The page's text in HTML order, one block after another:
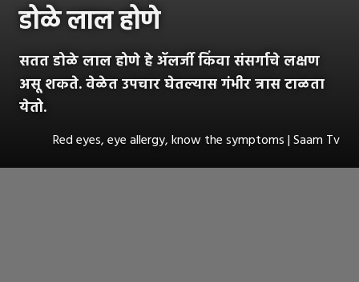
डोळे लाल होणे
सतत डोळे लाल होणे हे ॲलर्जी किंवा संसर्गाचे लक्षण
असू शकते. वेळेत उपचार घेतल्यास गंभीर त्रास टाळता
येतो.
Red eyes, eye allergy, know the symptoms | Saam Tv